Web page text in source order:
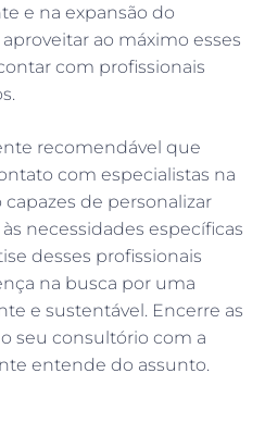
e na expansão do
ao máximo esses
com profissionais
recomendável que
com especialistas na
capazes de personalizar
necessidades específicas
desses profissionais
na busca por uma
e sustentável. Encerre as
seu consultório com a
entende do assunto.